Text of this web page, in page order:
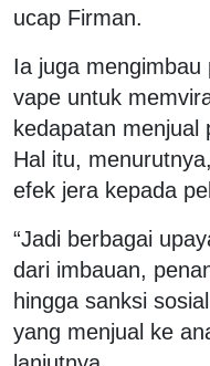
ucap Firman.
Ia juga mengimbau
vape untuk
kedapatan menjual
Hal itu,
efek jera kepada
“Jadi berbagai
dari imbauan,
hingga sanksi
yang menjual ke